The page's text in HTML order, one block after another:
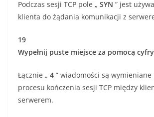
Podczas sesji TCP pole „ SYN ” jest
klienta do żądania komunikacji z
19
Wypełnij puste miejsce za pomocą
Łącznie „ 4 ” wiadomości są wymieniane
procesu kończenia sesji TCP między
serwerem.